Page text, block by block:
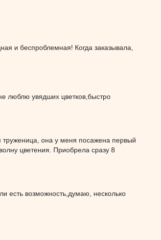
и беспроблемная! Когда заказывала,
люблю увядших цветков,быстро
труженица, она у меня посажена первый
цветения. Приобрела сразу 8
есть возможность,думаю, несколько